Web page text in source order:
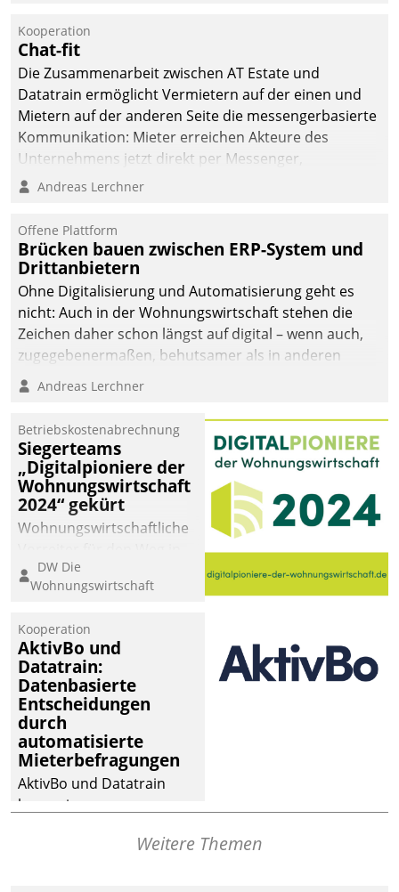
Kooperation
Chat-fit
Die Zusammenarbeit zwischen AT Estate und
Datatrain ermöglicht Vermietern auf der einen und
Mietern auf der anderen Seite die messengerbasierte
Kommunikation: Mieter erreichen Akteure des
Unternehmens jetzt direkt per Messenger,
Mitarbeiter oder Dienstleister empfangen oder
Andreas Lerchner
Offene Plattform
Brücken bauen zwischen ERP-System und
Drittanbietern
Ohne Digitalisierung und Automatisierung geht es
nicht: Auch in der Wohnungswirtschaft stehen die
Zeichen daher schon längst auf digital – wenn auch,
zugegebenermaßen, behutsamer als in anderen
Branchen.
Andreas Lerchner
Betriebskostenabrechnung
Siegerteams
„Digitalpioniere der
Wohnungswirtschaft
2024“ gekürt
Wohnungswirtschaftliche
eine digitale Zukunft zu
finden, ist das Ziel des
der
Wohnungswirtschaft“.
Bewerben können sich
dafür ein Team
bestehend aus
Wohnungsunternehmen
und PropTech.
DW Die
Wohnungswirtschaft
Kooperation
AktivBo und
Datatrain:
Datenbasierte
Entscheidungen
durch
automatisierte
Mieterbefragungen
AktivBo und Datatrain
kooperieren –
profitieren: Die nahtloseWeitere Themen